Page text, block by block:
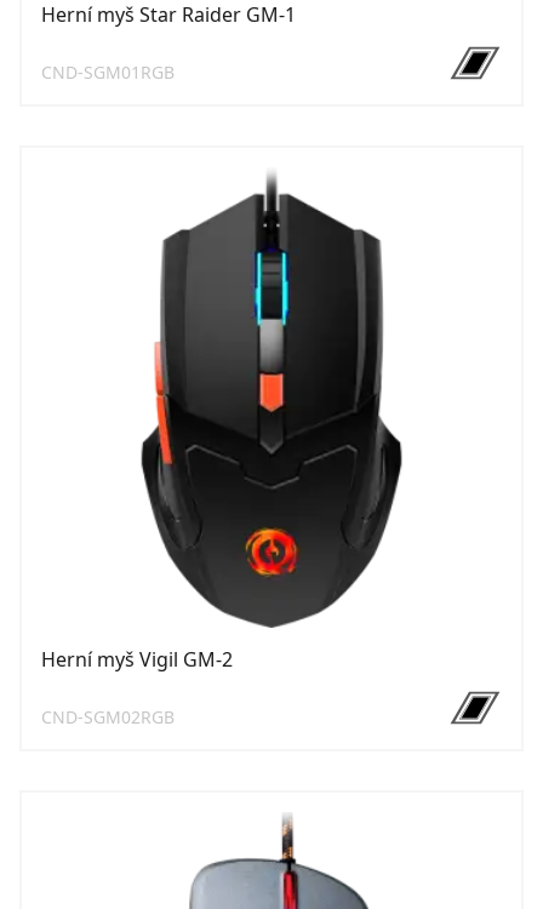
Herní myš Star Raider GM-1
CND-SGM01RGB
Herní myš Vigil GM-2
CND-SGM02RGB